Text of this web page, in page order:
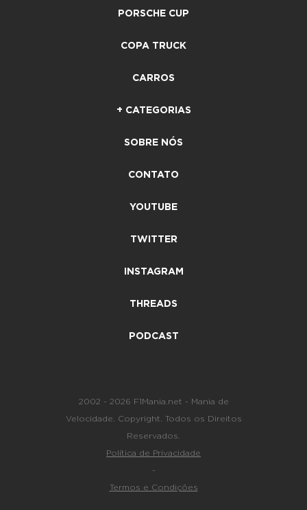
PORSCHE CUP
COPA TRUCK
CARROS
+ CATEGORIAS
SOBRE NÓS
CONTATO
YOUTUBE
TWITTER
INSTAGRAM
THREADS
PODCAST
2002 - 2026 F1Mania.net - Mania de
Velocidade. Copyright. Todos os Direitos
Reservados.
Política de Privacidade
-
Termos e Condições